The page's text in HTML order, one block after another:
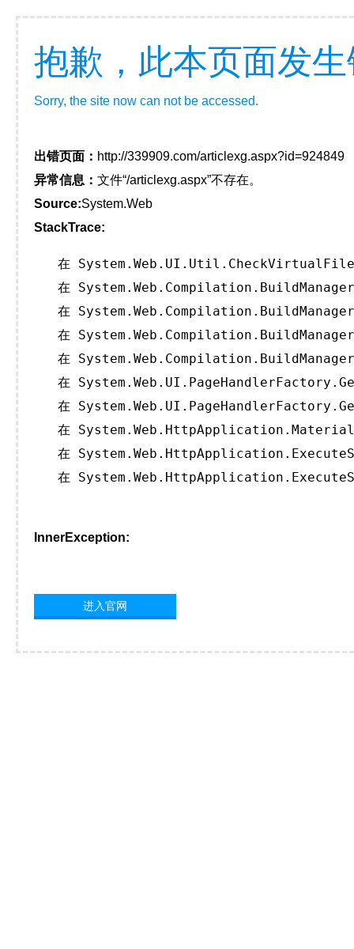
抱歉，此本页面发
Sorry, the site now can not be accessed.
出错页面： http://339909.com/articlexg.aspx?id=924849
异常信息： 文件“/articlexg.aspx”不存在。
Source:System.Web
StackTrace:
在
在
在
在
在
在
在
在
在
在
InnerException:
进入官网